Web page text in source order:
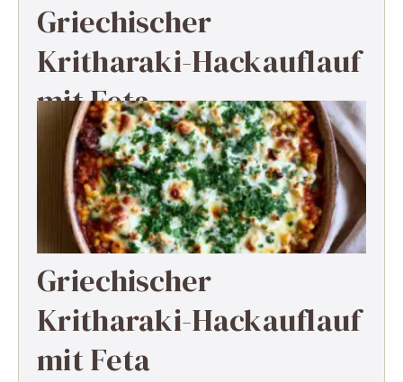
Griechischer
Kritharaki-Hackauflauf
mit Feta
Griechischer
Kritharaki-Hackauflauf
mit Feta